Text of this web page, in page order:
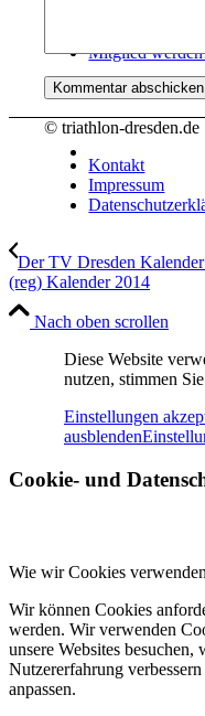
Mitglied
© triathlon-dresden.de
Kontakt
Impressum
Der TV Dresden
(reg) Kalender 2014
Nach oben scrollen
Diese Website
nutzen, stimmen
Einstellungen
ausblenden
Cookie- und
Wie wir Cookies
Wir können Cookies
werden. Wir verwenden
unsere Websites
Nutzererfahrung
anpassen.